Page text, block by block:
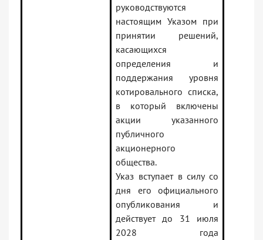
руководствуются
настоящим Указом при
принятии решений,
касающихся
определения и
поддержания уровня
котировального списка,
в который включены
акции указанного
публичного
акционерного
общества.
Указ вступает в силу со
дня его официального
опубликования и
действует до 31 июля
2028 года